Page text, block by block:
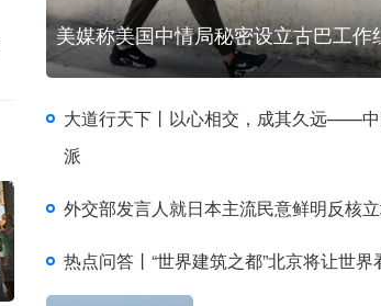
美媒称美国中情局秘密设立古巴工作
大道行天下丨以心相交，成其久远——
派
外交部发言人就日本主流民意鲜明反核
热点问答丨“世界建筑之都”北京将让世界